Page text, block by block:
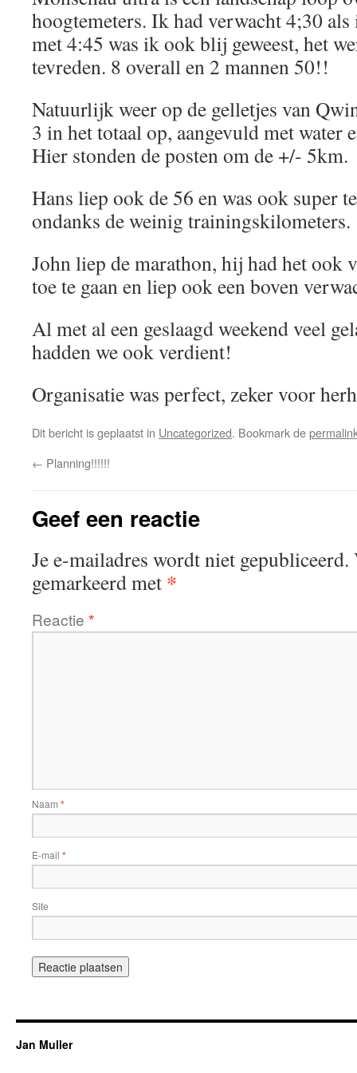
hoogtemeters. Ik had verwacht 4;30
met 4:45 was ik ook blij geweest, het
tevreden. 8 overall en 2 mannen 50!!
Natuurlijk weer op de gelletjes van
3 in het totaal op, aangevuld met water
Hier stonden de posten om de +/- 5km.
Hans liep ook de 56 en was ook super
ondanks de weinig trainingskilometers.
John liep de marathon, hij had het ook
toe te gaan en liep ook een boven
Al met al een geslaagd weekend veel
hadden we ook verdient!
Organisatie was perfect, zeker voor
Dit bericht is geplaatst in Uncategorized. Bookmark de
← Planning!!!!!!
Geef een reactie
Je e-mailadres wordt niet gepubliceerd.
gemarkeerd met *
Reactie *
Naam *
E-mail *
Site
Jan Muller